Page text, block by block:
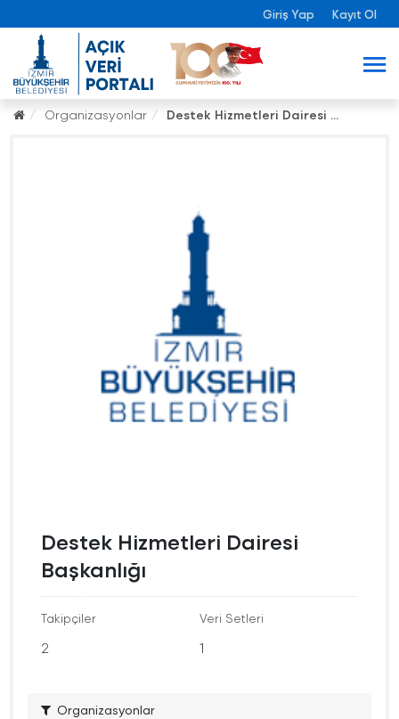
Giriş Yap Kayıt Ol
Organizasyonlar Destek Hizmetleri Dairesi ...
Destek Hizmetleri Dairesi
Başkanlığı
Takipçiler
2
Veri Setleri
1
Organizasyonlar